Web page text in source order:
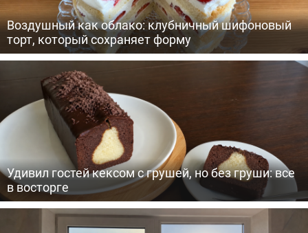
Воздушный как облако: клубничный шифоновый
торт, который сохраняет форму
Удивил гостей кексом с грушей, но без груши: все
в восторге